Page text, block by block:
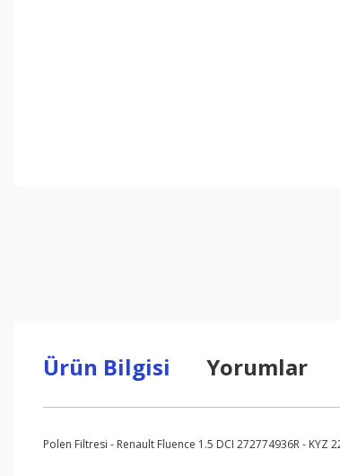
Ürün Bilgisi Yorumlar
Polen Filtresi - Renault Fluence 1.5 DCI 272774936R - KYZ